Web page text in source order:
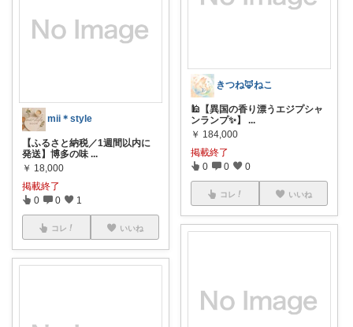
mii＊style
【ふるさと納税／1週間以内に
発送】博多の味 ...
￥ 18,000
掲載終了
0 0 1
コレ いいね
きつね🦊ねこ
🕌【異国の香り漂うエジプシャ
ンランプ✨】 ...
￥ 184,000
掲載終了
0 0 0
コレ いいね